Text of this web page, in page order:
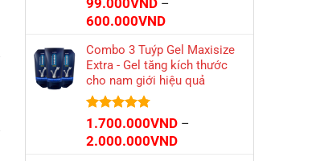
hạng4.86
5 sao
99.000VND –
600.000VNDKhoảng
từ
99.000VND
đến
Combo 3 Tuýp Gel Maxisize
Extra - Gel tăng kích thước
cho nam giới hiệu quả
Được xếp
hạng4.77
5 sao
1.700.000VND –
2.000.000VNDKhoảng